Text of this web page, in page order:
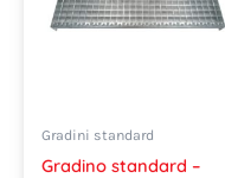
Gradini standard
Gradino standard –